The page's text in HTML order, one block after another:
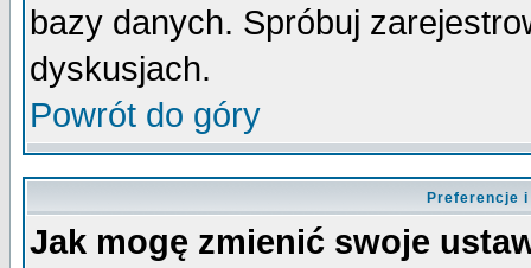
bazy danych. Spróbuj
dyskusjach.
Powrót do góry
Preferencje
Jak mogę zmienić swoje